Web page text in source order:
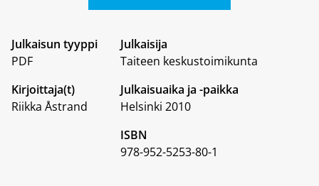
Julkaisun tyyppi
PDF
Kirjoittaja(t)
Riikka Åstrand
Julkaisija
Taiteen keskustoimikunta
Julkaisuaika ja -paikka
Helsinki 2010
ISBN
978-952-5253-80-1